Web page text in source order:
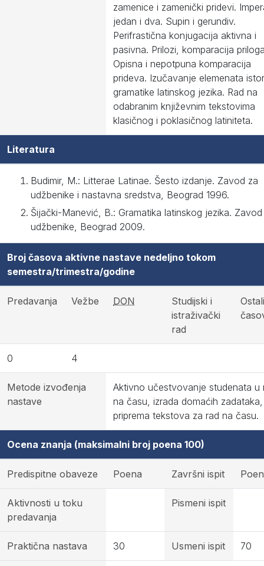
zamenice i zamenički pridevi.
jedan i dva. Supin i gerundiv.
Perifrastična konjugacija aktivna i
pasivna. Prilozi, komparacija
Opisna i nepotpuna komparacija
prideva. Izučavanje elemenata
gramatike latinskog jezika. Rad na
odabranim književnim tekstovima
klasičnog i poklasičnog latiniteta.
Literatura
Budimir, M.: Litterae Latinae. Šesto izdanje. Zavod za
udžbenike i nastavna sredstva, Beograd 1996.
Šijački-Manević, B.: Gramatika latinskog jezika.
udžbenike, Beograd 2009.
Broj časova aktivne nastave nedeljno tokom
semestra/trimestra/godine
Predavanja Vežbe DON
Studijski i
istraživački
rad
Ostali
0 4
Metode izvođenja
nastave
Aktivno učestvovanje studenata u
na času, izrada domaćih zadataka,
priprema tekstova za rad na času.
Ocena znanja (maksimalni broj poena 100)
Predispitne obaveze Poena Završni ispit
Aktivnosti u toku
predavanja
Pismeni ispit
Praktična nastava 30 Usmeni ispit 70